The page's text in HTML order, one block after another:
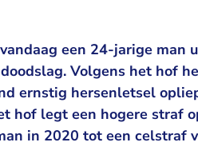
een 24-jarige man
Volgens het hof
ernstig hersenletsel
hof legt een hogere straf
in 2020 tot een celstraf